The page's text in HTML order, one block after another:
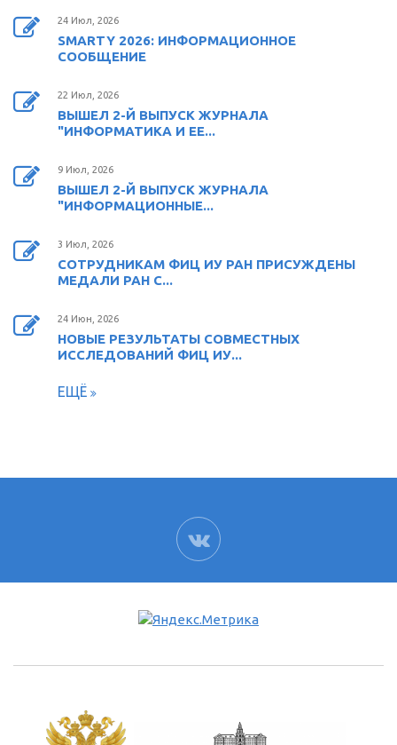
24 Июл, 2026
SMARTY 2026: ИНФОРМАЦИОННОЕ
СООБЩЕНИЕ
22 Июл, 2026
ВЫШЕЛ 2-Й ВЫПУСК ЖУРНАЛА
"ИНФОРМАТИКА И ЕЕ...
9 Июл, 2026
ВЫШЕЛ 2-Й ВЫПУСК ЖУРНАЛА
"ИНФОРМАЦИОННЫЕ...
3 Июл, 2026
СОТРУДНИКАМ ФИЦ ИУ РАН ПРИСУЖДЕНЫ
МЕДАЛИ РАН С...
24 Июн, 2026
НОВЫЕ РЕЗУЛЬТАТЫ СОВМЕСТНЫХ
ИССЛЕДОВАНИЙ ФИЦ ИУ...
ЕЩЁ
ВК